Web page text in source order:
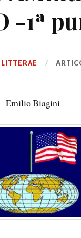
-1ª
Emilio Biagini